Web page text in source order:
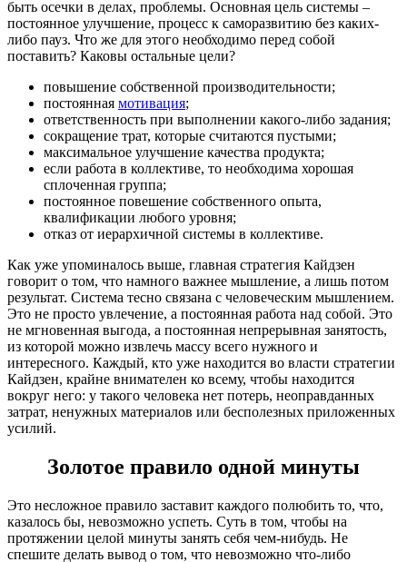
быть осечки в делах, проблемы. Основная цель системы –
постоянное улучшение, процесс к саморазвитию без каких-
либо пауз. Что же для этого необходимо перед собой
поставить? Каковы остальные цели?
повышение собственной производительности;
постоянная мотивация;
ответственность при выполнении какого-либо задания;
сокращение трат, которые считаются пустыми;
максимальное улучшение качества продукта;
если работа в коллективе, то необходима хорошая
сплоченная группа;
постоянное повешение собственного опыта,
квалификации любого уровня;
отказ от иерархичной системы в коллективе.
Как уже упоминалось выше, главная стратегия Кайдзен
говорит о том, что намного важнее мышление, а лишь потом
результат. Система тесно связана с человеческим мышлением.
Это не просто увлечение, а постоянная работа над собой. Это
не мгновенная выгода, а постоянная непрерывная занятость,
из которой можно извлечь массу всего нужного и
интересного. Каждый, кто уже находится во власти стратегии
Кайдзен, крайне внимателен ко всему, чтобы находится
вокруг него: у такого человека нет потерь, неоправданных
затрат, ненужных материалов или бесполезных приложенных
усилий.
Золотое правило одной минуты
Это несложное правило заставит каждого полюбить то, что,
казалось бы, невозможно успеть. Суть в том, чтобы на
протяжении целой минуты занять себя чем-нибудь. Не
спешите делать вывод о том, что невозможно что-либо